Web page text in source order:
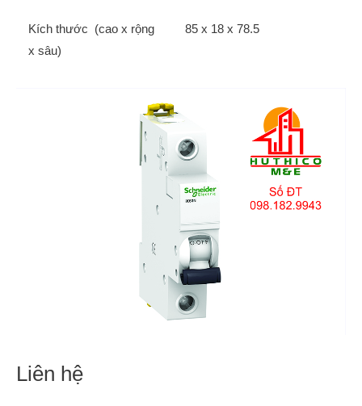
Kích thước (cao x rộng
x sâu)
85 x 18 x 78.5
Liên hệ